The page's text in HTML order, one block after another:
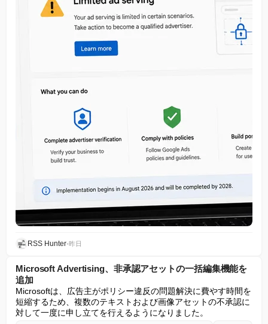
RSS Hunter•昨日
Microsoft Advertising、非承認アセットの一括編集機能を
追加
Microsoftは、広告主がポリシー違反の問題解決に費やす時間を
短縮するため、複数のテキストおよび画像アセットの不承認に
対して一度に申し立てを行えるようになりました。